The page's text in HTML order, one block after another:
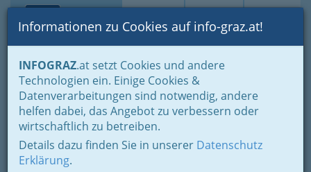
Suche Login Toggle
Informationen zu Cookies auf info-graz.at!
INFOGRAZ.at setzt Cookies und andere
Technologien ein. Einige Cookies &
Datenverarbeitungen sind notwendig, andere
helfen dabei, das Angebot zu verbessern oder
wirtschaftlich zu betreiben.
Details dazu finden Sie in unserer Datenschutz
Erklärung.
Home Branchen
Tourismus & Freizeitwirtschaft
Gastronomie
Jausenstation
Jausenstation
Bezirksauswahl